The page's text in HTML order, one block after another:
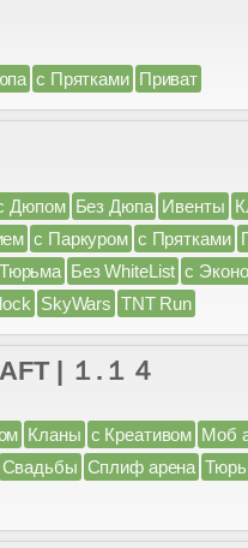
с Прятками Приват
Дюпом Без Дюпа Ивенты
с Паркуром с Прятками
Тюрьма Без WhiteList с
SkyWars TNT Run
| １.１４
Кланы с Креативом Моб
Свадьбы Сплиф арена